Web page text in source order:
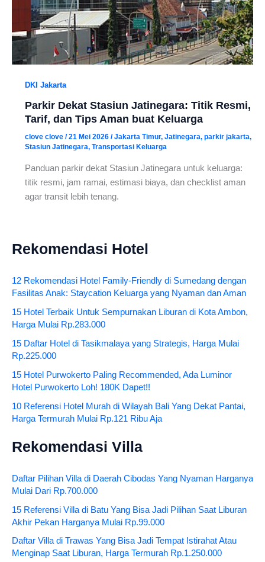
DKI Jakarta
Parkir Dekat Stasiun Jatinegara: Titik Resmi,
Tarif, dan Tips Aman buat Keluarga
clove clove /21 Mei 2026 /Jakarta Timur, Jatinegara, parkir jakarta,
Stasiun Jatinegara, Transportasi Keluarga
Panduan parkir dekat Stasiun Jatinegara untuk keluarga:
titik resmi, jam ramai, estimasi biaya, dan checklist aman
agar transit lebih tenang.
Rekomendasi Hotel
12 Rekomendasi Hotel Family-Friendly di Sumedang dengan
Fasilitas Anak: Staycation Keluarga yang Nyaman dan Aman
15 Hotel Terbaik Untuk Sempurnakan Liburan di Kota Ambon,
Harga Mulai Rp.283.000
15 Daftar Hotel di Tasikmalaya yang Strategis, Harga Mulai
Rp.225.000
15 Hotel Purwokerto Paling Recommended, Ada Luminor
Hotel Purwokerto Loh! 180K Dapet!!
10 Referensi Hotel Murah di Wilayah Bali Yang Dekat Pantai,
Harga Termurah Mulai Rp.121 Ribu Aja
Rekomendasi Villa
Daftar Pilihan Villa di Daerah Cibodas Yang Nyaman Harganya
Mulai Dari Rp.700.000
15 Referensi Villa di Batu Yang Bisa Jadi Pilihan Saat Liburan
Akhir Pekan Harganya Mulai Rp.99.000
Daftar Villa di Trawas Yang Bisa Jadi Tempat Istirahat Atau
Menginap Saat Liburan, Harga Termurah Rp.1.250.000